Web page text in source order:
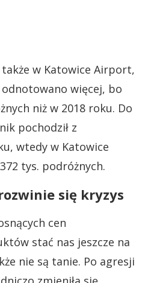
w Katowice Airport,
więcej, bo
niż w 2018 roku. Do
pochodził z
wtedy w Katowice
tys. podróżnych.
się kryzys
cen
stać nas jeszcze na
nie są tanie. Po agresji